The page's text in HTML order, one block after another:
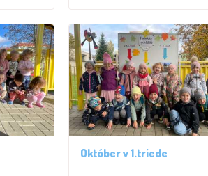
Október v 1.triede